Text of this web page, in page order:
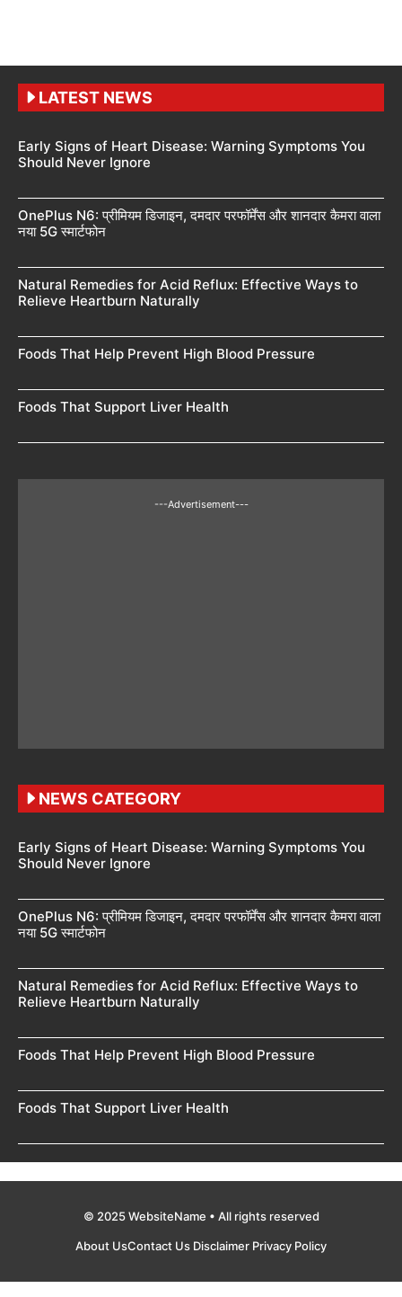
LATEST NEWS
Early Signs of Heart Disease: Warning Symptoms You
Should Never Ignore
OnePlus N6: प्रीमियम डिजाइन, दमदार परफॉर्मेंस और शानदार कैमरा वाला
नया 5G स्मार्टफोन
Natural Remedies for Acid Reflux: Effective Ways to
Relieve Heartburn Naturally
Foods That Help Prevent High Blood Pressure
Foods That Support Liver Health
---Advertisement---
NEWS CATEGORY
Early Signs of Heart Disease: Warning Symptoms You
Should Never Ignore
OnePlus N6: प्रीमियम डिजाइन, दमदार परफॉर्मेंस और शानदार कैमरा वाला
नया 5G स्मार्टफोन
Natural Remedies for Acid Reflux: Effective Ways to
Relieve Heartburn Naturally
Foods That Help Prevent High Blood Pressure
Foods That Support Liver Health
© 2025 WebsiteName • All rights reserved
About UsContact Us Disclaimer Privacy Policy